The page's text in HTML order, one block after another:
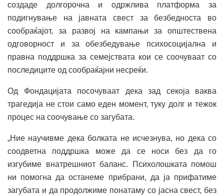
создаде долгорочна и одржлива платформа за
подигнување на јавната свест за безбедноста во
сообраќајот, за развој на кампањи за општествена
одговорност и за обезбедување психосоцијална и
правна поддршка за семејствата кои се соочуваат со
последиците од сообраќајни несреќи.
Од Фондацијата посочуваат дека зад секоја ваква
трагедија не стои само еден момент, туку долг и тежок
процес на соочување со загубата.
„Ние научивме дека болката не исчезнува, но дека со
соодветна поддршка може да се носи без да го
изгубиме внатрешниот баланс. Психолошката помош
ни помогна да останеме прибрани, да ја прифатиме
загубата и да продолжиме понатаму со јасна свест, без